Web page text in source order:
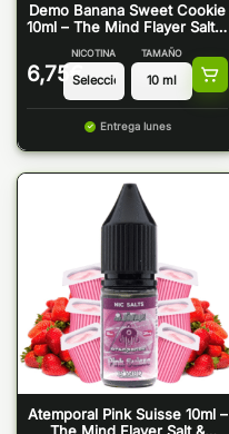
Demo Banana Sweet Cookie
10ml – The Mind Flayer Salt &
6,75 €
NICOTINA TAMAÑO
Entrega lunes
Atemporal Pink Suisse 10ml –